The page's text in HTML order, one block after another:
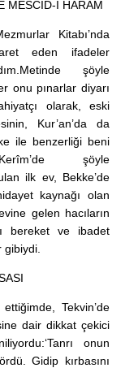
MESCİD-İ HARAM
Kitabı’nda
eden ifadeler
şöyle
onu pınarlar diyarı
olarak, eski
Kur’an’da da
ile benzerliği beni
şöyle
ilk ev, Bekke’de
kaynağı olan
gelen hacıların
bereket ve ibadet
Tekvin’de
dair dikkat çekici
onun
Gidip kırbasını